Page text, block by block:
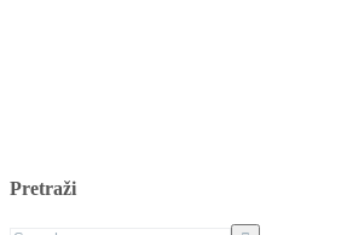
Pretraži